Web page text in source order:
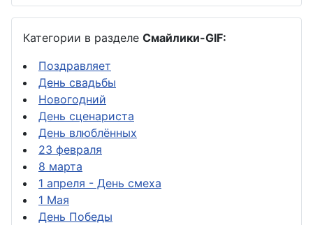
Категории в разделе Смайлики-GIF:
Поздравляет
День свадьбы
Новогодний
День сценариста
День влюблённых
23 февраля
8 марта
1 апреля - День смеха
1 Мая
День Победы